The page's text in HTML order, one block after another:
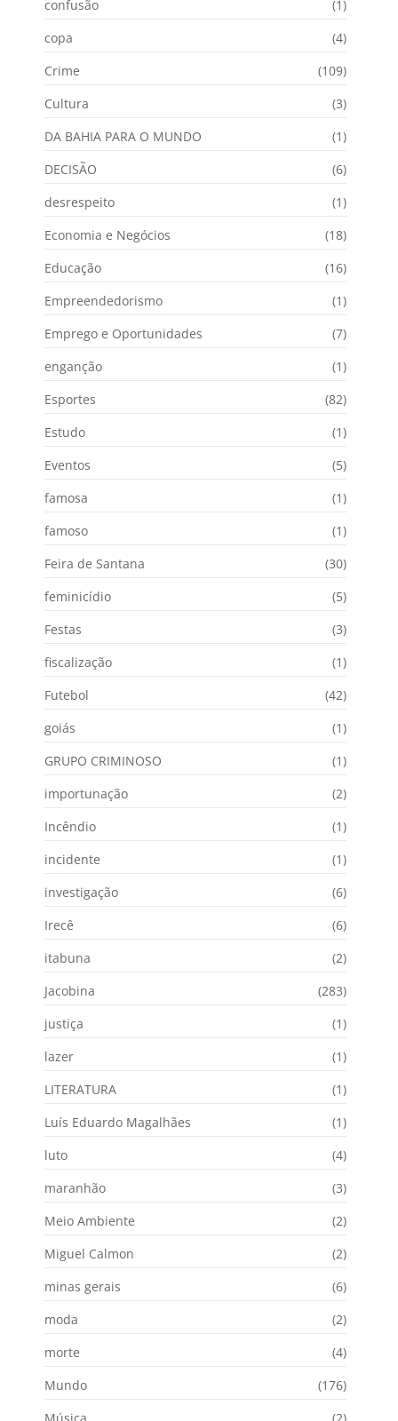
confusão
(1)
copa
(4)
Crime
(109)
Cultura
(3)
DA BAHIA PARA O MUNDO
(1)
DECISÃO
(6)
desrespeito
(1)
Economia e Negócios
(18)
Educação
(16)
Empreendedorismo
(1)
Emprego e Oportunidades
(7)
enganção
(1)
Esportes
(82)
Estudo
(1)
Eventos
(5)
famosa
(1)
famoso
(1)
Feira de Santana
(30)
feminicídio
(5)
Festas
(3)
fiscalização
(1)
Futebol
(42)
goiás
(1)
GRUPO CRIMINOSO
(1)
importunação
(2)
Incêndio
(1)
incidente
(1)
investigação
(6)
Irecê
(6)
itabuna
(2)
Jacobina
(283)
justiça
(1)
lazer
(1)
LITERATURA
(1)
Luís Eduardo Magalhães
(1)
luto
(4)
maranhão
(3)
Meio Ambiente
(2)
Miguel Calmon
(2)
minas gerais
(6)
moda
(2)
morte
(4)
Mundo
(176)